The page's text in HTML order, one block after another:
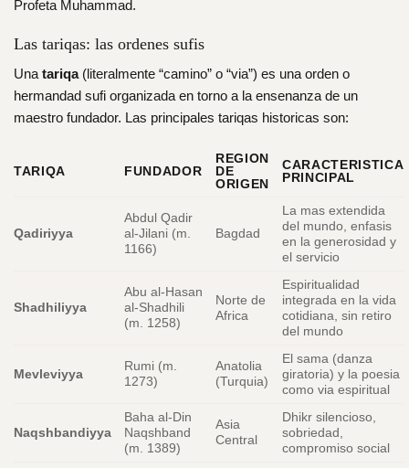
Profeta Muhammad.
Las tariqas: las ordenes sufis
Una tariqa(literalmente “camino” o “via”) es una orden o
hermandad sufi organizada en torno a la ensenanza de un
maestro fundador. Las principales tariqas historicas son:
TARIQA FUNDADOR
REGION
DE
ORIGEN
CARACTERISTICA
PRINCIPAL
Qadiriyya
Abdul Qadir
al-Jilani (m.
1166)
Bagdad
La mas extendida
del mundo, enfasis
en la generosidad y
el servicio
Shadhiliyya
Abu al-Hasan
al-Shadhili
(m. 1258)
Norte de
Africa
Espiritualidad
integrada en la vida
cotidiana, sin retiro
del mundo
Mevleviyya
Rumi (m.
1273)
Anatolia
(Turquia)
El sama (danza
giratoria) y la poesia
como via espiritual
Naqshbandiyya
Baha al-Din
Naqshband
(m. 1389)
Asia
Central
Dhikr silencioso,
sobriedad,
compromiso social